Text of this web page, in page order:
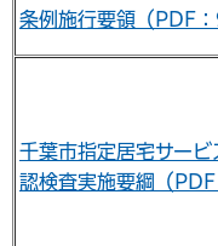
条例施行要領（PDF
千葉市指定居宅サー
認検査実施要綱（